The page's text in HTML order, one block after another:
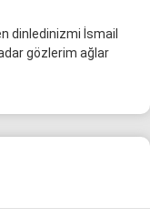
dinledinizmi İsmail
gözlerim ağlar